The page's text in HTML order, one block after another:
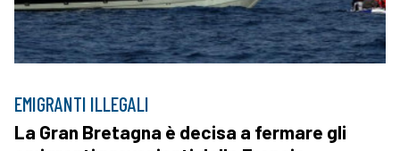
EMIGRANTI ILLEGALI
La Gran Bretagna è decisa a fermare gli